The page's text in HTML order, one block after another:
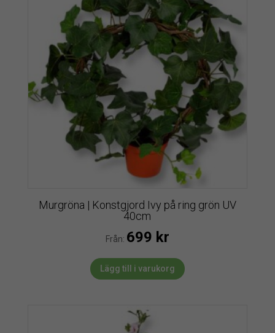
Murgröna | Konstgjord Ivy på ring grön UV
40cm
Från: 699 kr
Lägg till i varukorg